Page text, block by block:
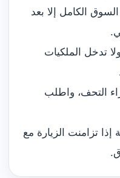
الكامل إلا بعد
تدخل الملكيات
التحف، واطلب
تزامنت الزيارة مع